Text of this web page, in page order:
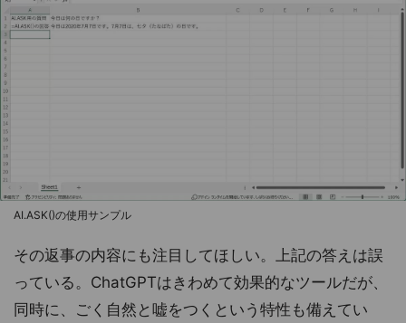
AI.ASK()の使用サンプル
その返事の内容にも注目してほしい。上記の答えは誤
っている。ChatGPTはきわめて効果的なツールだが、
同時に、ごく自然と嘘をつくという特性も備えてい